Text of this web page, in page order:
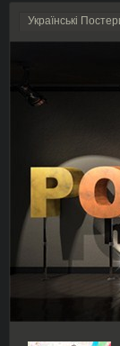
Українські